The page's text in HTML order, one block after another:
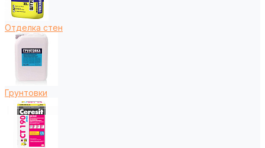
Отделка стен
Грунтовки